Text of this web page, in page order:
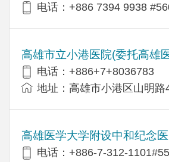
电话：+886 7394 9938
高雄市立小港医院(委托高雄
电话：+886+7+8036783
地址：高雄市小港区山明路
高雄医学大学附设中和纪念
电话：+886-7-312-